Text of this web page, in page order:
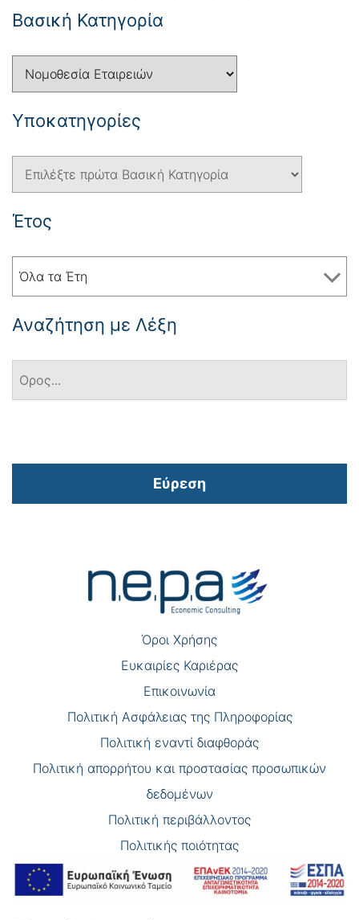
Βασική Κατηγορία
Yποκατηγορίες
Έτος
Όλα τα Έτη
Αναζήτηση με Λέξη
Εύρεση
Όροι Χρήσης
Eυκαιρίες Καριέρας
Επικοινωνία
Πολιτική Ασφάλειας της Πληροφορίας
Πολιτική εναντί διαφθοράς
Πολιτική απορρήτου και προστασίας προσωπικών
δεδομένων
Πολιτική περιβάλλοντος
Πολιτικής ποιότητας